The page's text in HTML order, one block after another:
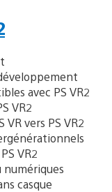
avec PS VR2
VR2
VR vers PS VR2
VR2
numériques
casque